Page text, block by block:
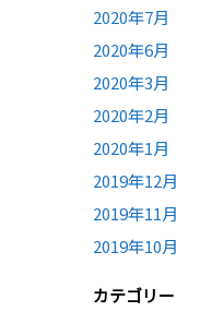
2020年7月
2020年6月
2020年3月
2020年2月
2020年1月
2019年12月
2019年11月
2019年10月
カテゴリー